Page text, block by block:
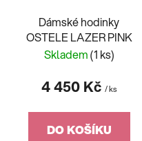
Dámské hodinky
OSTELE LAZER PINK
Skladem(1 ks)
4 450 Kč / ks
DO KOŠÍKU